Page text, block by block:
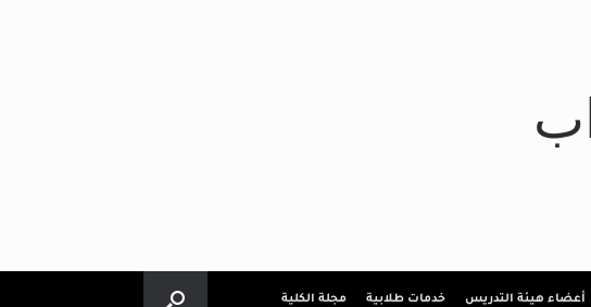
أعضاء هيئة التدريس خدمات طلابية مجلة الكلية